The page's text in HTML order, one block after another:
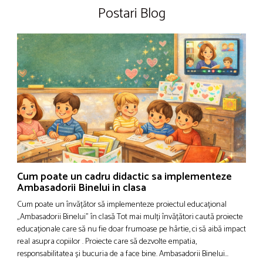
Postari Blog
Cum poate un cadru didactic sa implementeze
Ambasadorii Binelui in clasa
Cum poate un învățător să implementeze proiectul educațional
„Ambasadorii Binelui” în clasă Tot mai mulți învățători caută proiecte
educaționale care să nu fie doar frumoase pe hârtie, ci să aibă impact
real asupra copiilor . Proiecte care să dezvolte empatia,
responsabilitatea și bucuria de a face bine. Ambasadorii Binelui...